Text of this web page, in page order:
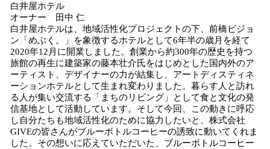
白井屋ホテル
オーナー 田中 仁
白井屋ホテルは、地域活性化プロジェクトの下、前橋ビジョ
ン「めぶく。」を象徴するホテルとして6年半の歳月を経て
2020年12月に開業しました。創業から約300年の歴史を持つ
旅館の再生に建築家の藤本壮介氏をはじめとした国内外のア
ーティスト、デザイナーの力が結集し、アートディスティネ
ーションホテルとして生まれ変わりました。暮らす人と訪れ
る人が集い交流する「まちのリビング」として食と文化の発
信基地として活動しています。そして今回、この動きに呼応
し自分たちも地域活性化のために協力したいと、株式会社
GIVEの皆さんがブルーボトルコーヒーの誘致に動いてくれま
した。その想いに応えていただいた、ブルーボトルコーヒー